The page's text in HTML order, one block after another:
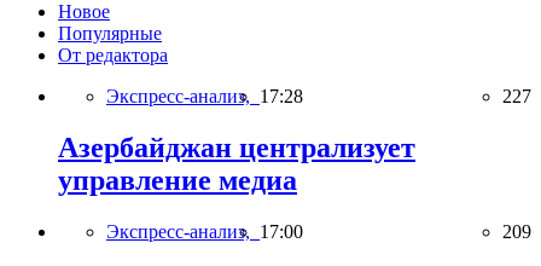
Новое
Популярные
От редактора
Экспресс-анализ, 17:28 227
Азербайджан централизует
управление медиа
Экспресс-анализ, 17:00 209